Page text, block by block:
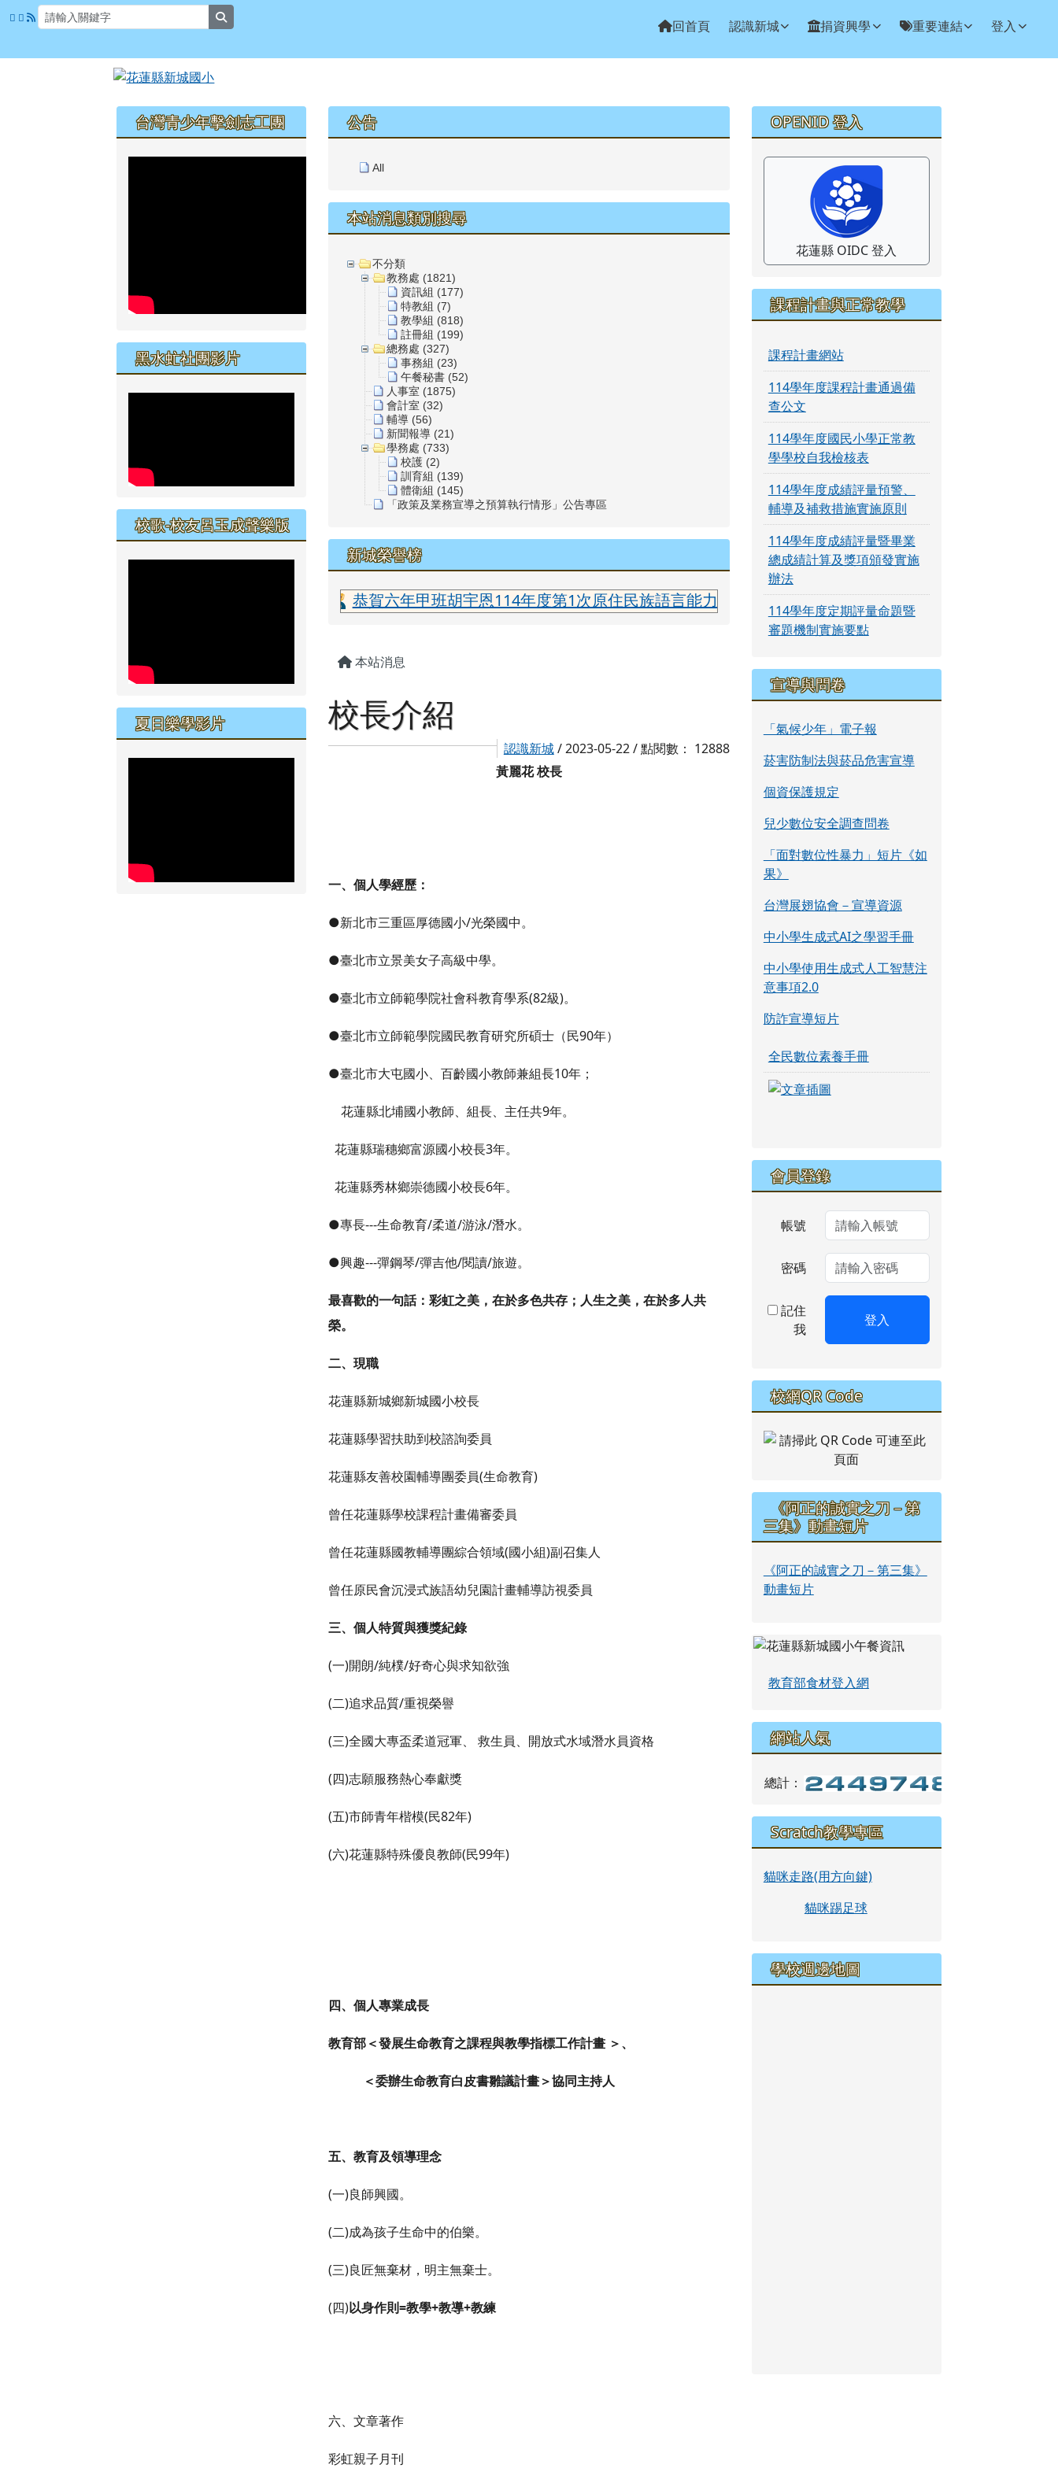
跳至主內容區
花蓮縣新城國小 回首頁 認識新城 捐資興學 重要連結 登入
左邊區域內容
台灣青少年擊劍志工團
黑水虻社團影片
校歌-校友呂玉成聲樂版
夏日樂學影片
上中區域內容
公告
All
本站消息類別搜尋
不分類
教務處 (1821)
資訊組 (177)
特教組 (7)
教學組 (818)
註冊組 (199)
總務處 (327)
事務組 (23)
午餐秘書 (52)
人事室 (1875)
會計室 (32)
輔導 (56)
新聞報導 (21)
學務處 (733)
校護 (2)
訓育組 (139)
體衛組 (145)
「政策及業務宣導之預算執行情形」公告專區
新城榮譽榜
恭賀六年甲班胡宇恩114年度第1次原住民族語言能力認證測驗太魯閣族語中級合格 指導老師:簡月美老師
主內容區域
本站消息
校長介紹
認識新城/ 2023-05-22 / 點閱數： 12888
黃麗花校長
一、個人學經歷：
●新北市三重區厚德國小/光榮國中。
●臺北市立景美女子高級中學。
●臺北市立師範學院社會科教育學系(82級)。
●臺北市立師範學院國民教育研究所碩士（民90年）
●臺北市大屯國小、百齡國小教師兼組長10年；
花蓮縣北埔國小教師、組長、主任共9年。
花蓮縣瑞穗鄉富源國小校長3年。
花蓮縣秀林鄉崇德國小校長6年。
●專長---生命教育/柔道/游泳/潛水。
●興趣---彈鋼琴/彈吉他/閱讀/旅遊。
最喜歡的一句話：彩虹之美，在於多色共存；人生之美，在於多人共
榮。
二、現職
花蓮縣新城鄉新城國小校長
花蓮縣學習扶助到校諮詢委員
花蓮縣友善校園輔導團委員(生命教育)
曾任花蓮縣學校課程計畫備審委員
曾任花蓮縣國教輔導團綜合領域(國小組)副召集人
曾任原民會沉浸式族語幼兒園計畫輔導訪視委員
三、個人特質與獲獎紀錄
(一)開朗/純樸/好奇心與求知欲強
(二)追求品質/重視榮譽
(三)全國大專盃柔道冠軍、 救生員、開放式水域潛水員資格
(四)志願服務熱心奉獻獎
(五)市師青年楷模(民82年)
(六)花蓮縣特殊優良教師(民99年)
四、個人專業成長
教育部＜發展生命教育之課程與教學指標工作計畫 ＞、
＜委辦生命教育白皮書雛議計畫＞協同主持人
五、教育及領導理念
(一)良師興國。
(二)成為孩子生命中的伯樂。
(三)良匠無棄材，明主無棄士。
(四)以身作則=教學+教導+教練
六、文章著作
彩虹親子月刊
右邊區域內容
OPENID 登入
花蓮縣 OIDC 登入
課程計畫與正常教學
課程計畫網站
114學年度課程計畫通過備
查公文
114學年度國民小學正常教
學學校自我檢核表
114學年度成績評量預警、
輔導及補救措施實施原則
114學年度成績評量暨畢業
總成績計算及獎項頒發實施
辦法
114學年度定期評量命題暨
審題機制實施要點
宣導與問卷
「氣候少年」電子報
菸害防制法與菸品危害宣導
個資保護規定
兒少數位安全調查問卷
「面對數位性暴力」短片《如
果》
台灣展翅協會－宣導資源
中小學生成式AI之學習手冊
中小學使用生成式人工智慧注
意事項2.0
防詐宣導短片
全民數位素養手冊
link to https://eliteracy.edu.tw/
link to https://eliteracy.edu.tw/
會員登錄
帳號
密碼
記住
我
登入
校網QR Code
《阿正的誠實之刀－第
三集》動畫短片
《阿正的誠實之刀－第三集》
動畫短片
教育部食材登入網
網站人氣
總計：
Scratch教學專區
貓咪走路(用方向鍵)
貓咪踢足球
學校週邊地圖